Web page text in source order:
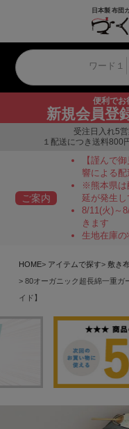
便利でお
新規会員登
受注日入れ5
１配送につき送料800
ご案内
【謹んで
響による
※熊本県は
延が発生
8/11(火)～
きます
生地在庫
HOME アイテムで探す 敷き
80オーガニック超長綿一重ガ
イド】